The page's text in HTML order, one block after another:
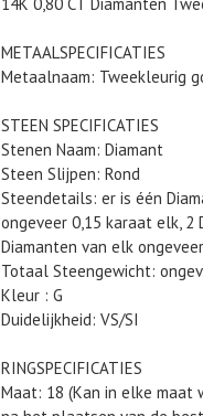
toegevoegen
je
winkelwagen
14K 0,80 CT Diamanten
METAALSPECIFICATIES
Metaalnaam: Tweekleurig
STEEN SPECIFICATIES
Stenen Naam: Diamant
Steen Slijpen: Rond
Steendetails: er is één
ongeveer 0,15 karaat elk, 2
Diamanten van elk
Totaal Steengewicht:
Kleur : G
Duidelijkheid: VS/SI
RINGSPECIFICATIES
Maat: 18 (Kan in elke maat